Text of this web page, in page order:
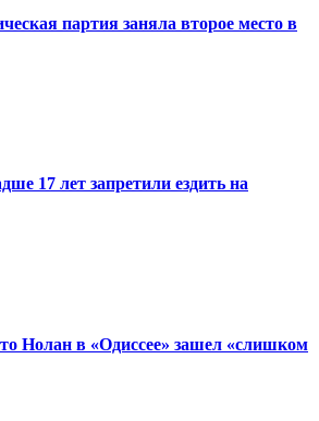
партия заняла второе место в
17 лет запретили ездить на
Нолан в «Одиссее» зашел «слишком